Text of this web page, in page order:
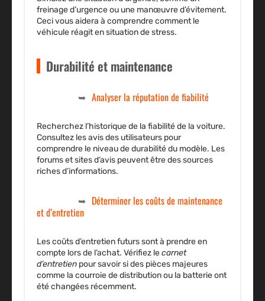
freinage d’urgence ou une manœuvre d’évitement.
Ceci vous aidera à comprendre comment le
véhicule réagit en situation de stress.
Durabilité et maintenance
Analyser la réputation de fiabilité
Recherchez l’historique de la fiabilité de la voiture.
Consultez les avis des utilisateurs pour
comprendre le niveau de durabilité du modèle. Les
forums et sites d’avis peuvent être des sources
riches d’informations.
Déterminer les coûts de maintenance
et d’entretien
Les coûts d’entretien futurs sont à prendre en
compte lors de l’achat. Vérifiez lecarnet
d’entretien pour savoir si des pièces majeures
comme la courroie de distribution ou la batterie ont
été changées récemment.